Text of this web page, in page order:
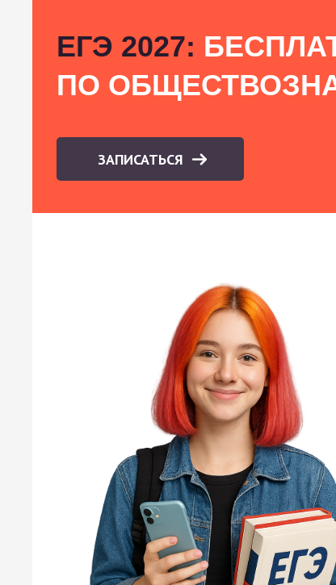
ЕГЭ 2027:
ПО
ЗАПИСАТЬСЯ